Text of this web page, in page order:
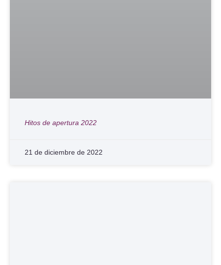
Hitos de apertura 2022
21 de diciembre de 2022